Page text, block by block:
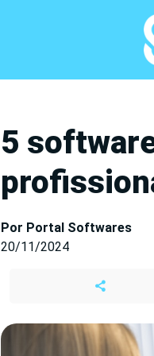
5
Por Portal Softwares
20/11/2024